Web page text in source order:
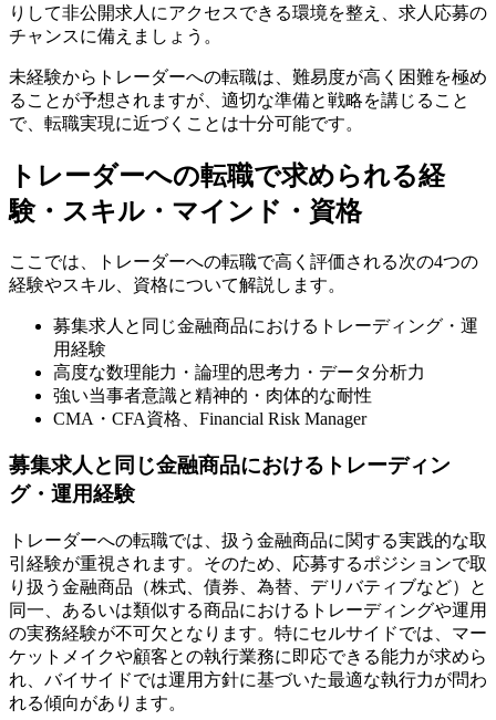
りして非公開求人にアクセスできる環境を整え、求人応募の
チャンスに備えましょう。
未経験からトレーダーへの転職は、難易度が高く困難を極め
ることが予想されますが、適切な準備と戦略を講じること
で、転職実現に近づくことは十分可能です。
トレーダーへの転職で求められる経
験・スキル・マインド・資格
ここでは、トレーダーへの転職で高く評価される次の4つの
経験やスキル、資格について解説します。
募集求人と同じ金融商品におけるトレーディング・運
用経験
高度な数理能力・論理的思考力・データ分析力
強い当事者意識と精神的・肉体的な耐性
CMA・CFA資格、Financial Risk Manager
募集求人と同じ金融商品におけるトレーディン
グ・運用経験
トレーダーへの転職では、扱う金融商品に関する実践的な取
引経験が重視されます。そのため、応募するポジションで取
り扱う金融商品（株式、債券、為替、デリバティブなど）と
同一、あるいは類似する商品におけるトレーディングや運用
の実務経験が不可欠となります。特にセルサイドでは、マー
ケットメイクや顧客との執行業務に即応できる能力が求めら
れ、バイサイドでは運用方針に基づいた最適な執行力が問わ
れる傾向があります。